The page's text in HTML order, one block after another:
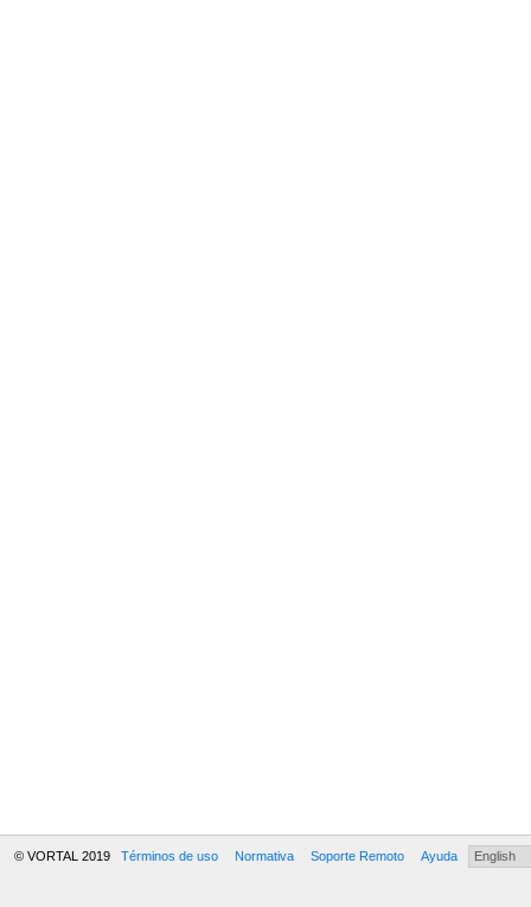
© VORTAL 2019 Términos de uso Normativa Soporte Remoto Ayuda